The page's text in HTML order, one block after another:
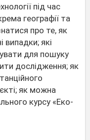
під час
географії та
про те, як
випадки; які
для пошуку
дослідження; як
як можна
курсу «Еко-